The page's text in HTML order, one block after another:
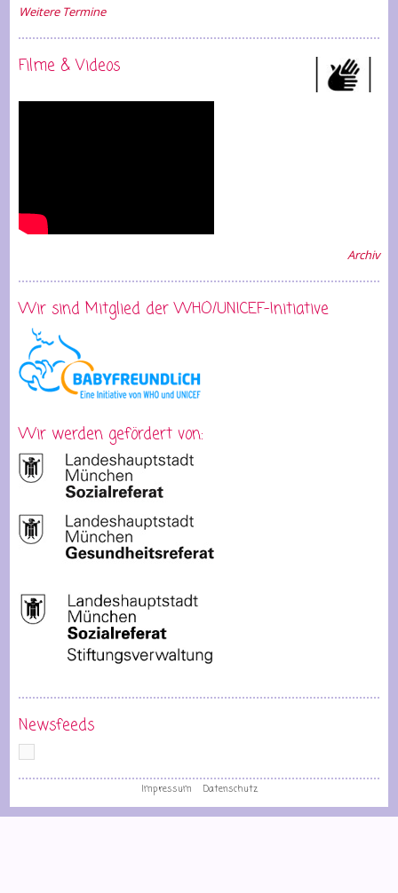
Weitere Termine
Filme & Videos
Archiv
Wir sind Mitglied der WHO/UNICEF-Initiative
Wir werden gefördert von:
Newsfeeds
Impressum Datenschutz